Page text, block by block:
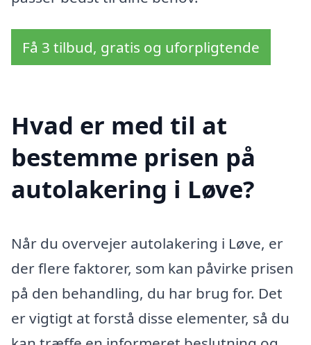
Få 3 tilbud, gratis og uforpligtende
Hvad er med til at
bestemme prisen på
autolakering i Løve?
Når du overvejer autolakering i Løve, er
der flere faktorer, som kan påvirke prisen
på den behandling, du har brug for. Det
er vigtigt at forstå disse elementer, så du